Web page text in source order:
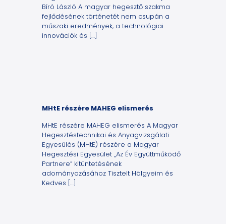
Bíró László A magyar hegesztő szakma
fejlődésének történetét nem csupán a
műszaki eredmények, a technológiai
innovációk és […]
MHtE részére MAHEG elismerés
MHtE részére MAHEG elismerés A Magyar
Hegesztéstechnikai és Anyagvizsgálati
Egyesülés (MHtE) részére a Magyar
Hegesztési Egyesület „Az Év Együttműködő
Partnere” kitüntetésének
adományozásához Tisztelt Hölgyeim és
Kedves […]